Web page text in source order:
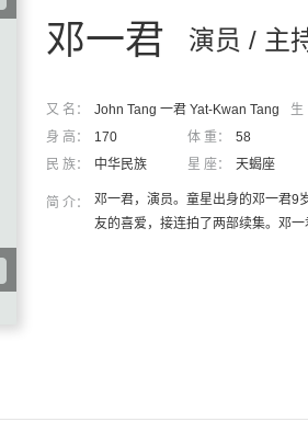
演员 / 主
邓一君
又 名： John Tang 一君 Yat-Kwan Tang 生
身 高：
170 体 重：
58
民 族：
中华民族 星 座： 天蝎座
简 介：
邓一君，演员。童星出身的邓一君9
友的喜爱，接连拍了两部续集。邓